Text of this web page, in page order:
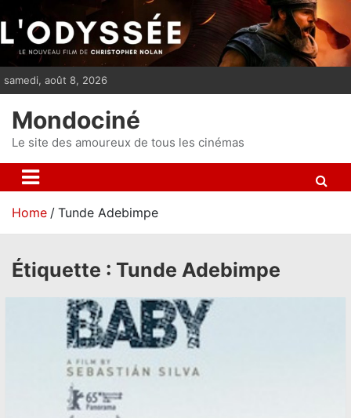
i
p
n
t
samedi, août 8, 2026
Mondociné
Le site des amoureux de tous les cinémas
Home Tunde Adebimpe
Étiquette : Tunde Adebimpe